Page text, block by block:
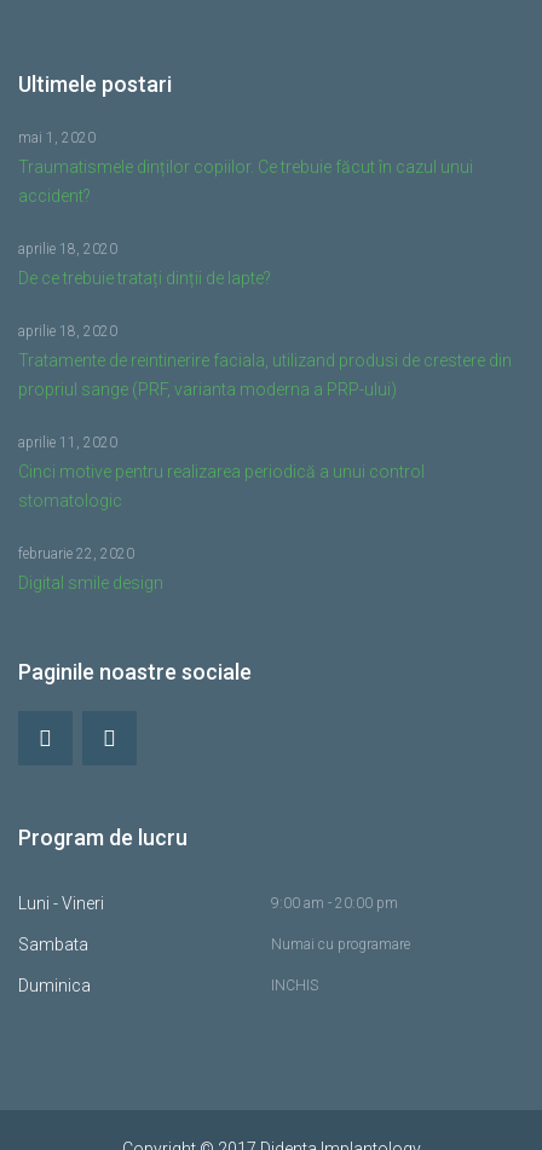
Ultimele postari
Traumatismele dinților copiilor. Ce trebuie făcut în cazul unui
accident?
mai 1, 2020
De ce trebuie tratați dinții de lapte?
aprilie 18, 2020
Tratamente de reintinerire faciala, utilizand produsi de crestere din
propriul sange (PRF, varianta moderna a PRP-ului)
aprilie 18, 2020
Cinci motive pentru realizarea periodică a unui control
stomatologic
aprilie 11, 2020
Digital smile design
februarie 22, 2020
Paginile noastre sociale
Program de lucru
Luni - Vineri 9:00 am - 20:00 pm
Sambata Numai cu programare
Duminica INCHIS